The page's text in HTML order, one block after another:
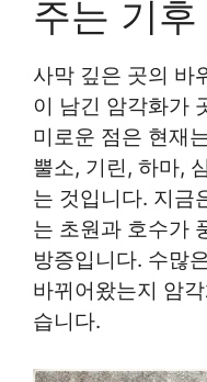
주는 기
사막 깊은 곳의 바
이 남긴 암각화가
미로운 점은 현재
뿔소, 기린, 하마,
는 것입니다. 지금
는 초원과 호수가
방증입니다. 수많
바뀌어왔는지 암
습니다.